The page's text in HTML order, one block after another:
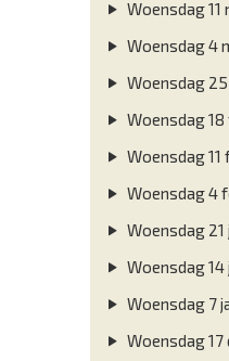
Woensdag
Woensdag 4
Woensdag
Woensdag
Woensdag
Woensdag 4
Woensdag
Woensdag
Woensdag 7
Woensdag 17